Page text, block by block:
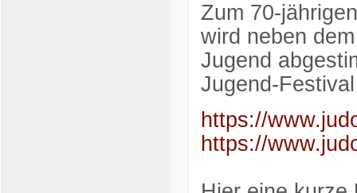
Zum 70-
wird neben
Jugend
Jugend-
https://
https://